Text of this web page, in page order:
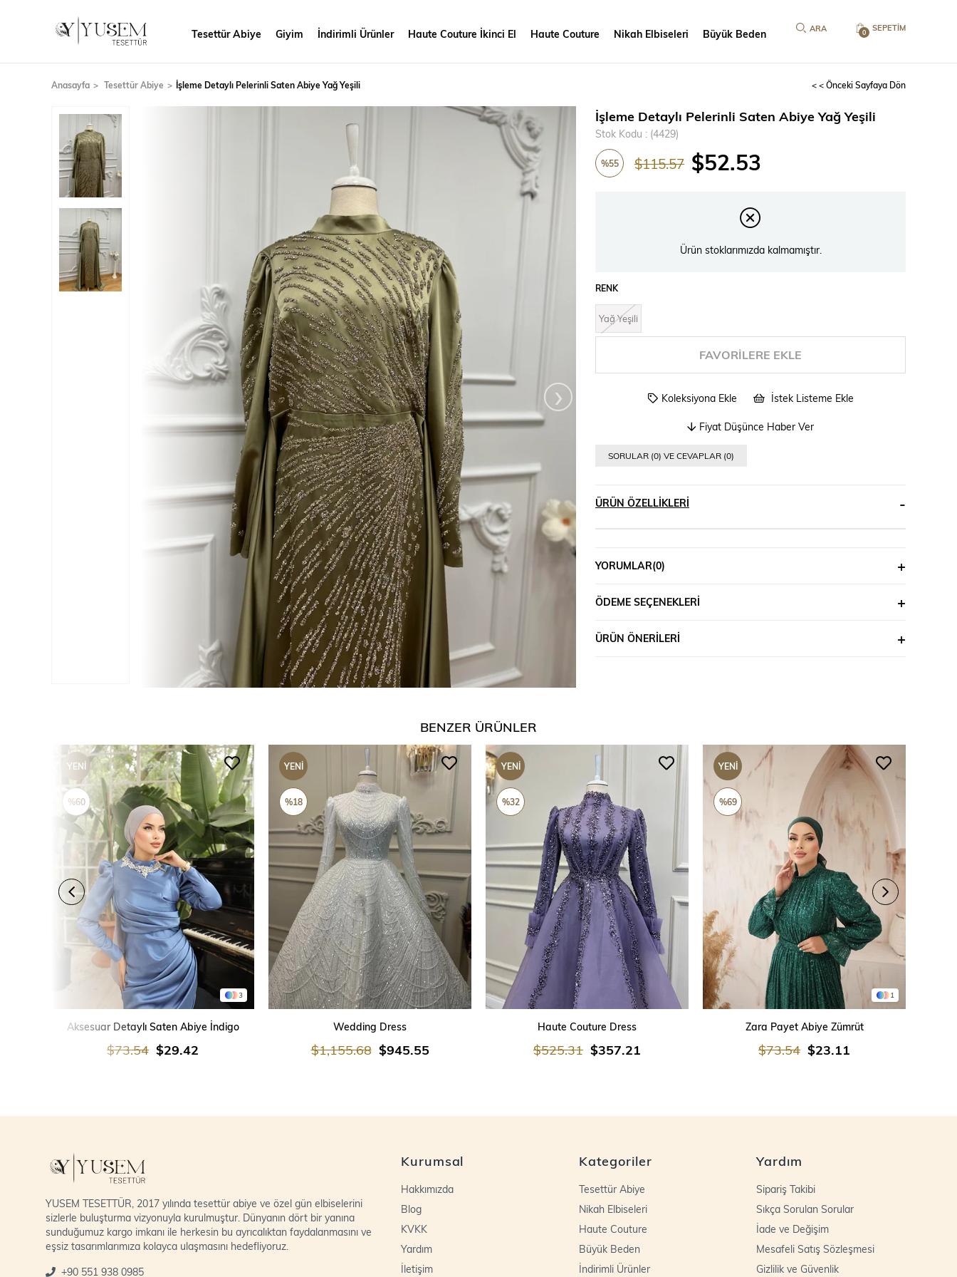
SEPETIM
0
Tesettür Abiye Giyim İndirimli Ürünler Haute Couture İkinci El Haute Couture Nikah Elbiseleri Büyük Beden
Anasayfa Tesettür Abiye İşleme Detaylı Pelerinli Saten Abiye Yağ Yeşili < < Önceki Sayfaya Dön
›
İşleme Detaylı Pelerinli Saten Abiye Yağ Yeşili
Stok Kodu (4429)
%55 $115.57 $52.53
Ürün stoklarımızda kalmamıştır.
RENK
Yağ Yeşili
FAVORILERE EKLE
Koleksiyona Ekle İstek Listeme Ekle
Fiyat Düşünce Haber Ver
SORULAR (0) VE CEVAPLAR (0)
ÜRÜN ÖZELLIKLERI
YORUMLAR(0)
ÖDEME SEÇENEKLERI
ÜRÜN ÖNERILERI
BENZER ÜRÜNLER
3
Aksesuar Detaylı Saten Abiye İndigo
$29.42
$73.54
YENI
ÜRÜN
%60
Wedding Dress
$945.55
$1,155.68
YENI
ÜRÜN
%18
Haute Couture Dress
$357.21
$525.31
YENI
ÜRÜN
%32
1
Zara Payet Abiye Zümrüt
$23.11
$73.54
YENI
ÜRÜN
%69
YUSEM TESETTÜR, 2017 yılında tesettür abiye ve özel gün elbiselerini
sizlerle buluşturma vizyonuyla kurulmuştur. Dünyanın dört bir yanına
sunduğumuz kargo imkanı ile herkesin bu ayrıcalıktan faydalanmasını ve
eşsiz tasarımlarımıza kolayca ulaşmasını hedefliyoruz.
+90 551 938 0985
Kurumsal
Hakkımızda
Blog
KVKK
Yardım
İletişim
Kategoriler
Tesettür Abiye
Nikah Elbiseleri
Haute Couture
Büyük Beden
İndirimli Ürünler
Yardım
Sipariş Takibi
Sıkça Sorulan Sorular
İade ve Değişim
Mesafeli Satış Sözleşmesi
Gizlilik ve Güvenlik